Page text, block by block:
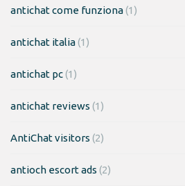
antichat come funziona(1)
antichat italia(1)
antichat pc(1)
antichat reviews (1)
AntiChat visitors (2)
antioch escort ads (2)